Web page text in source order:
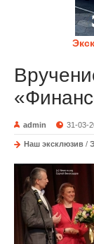
admin 31-03-
Наш эксклюзив /